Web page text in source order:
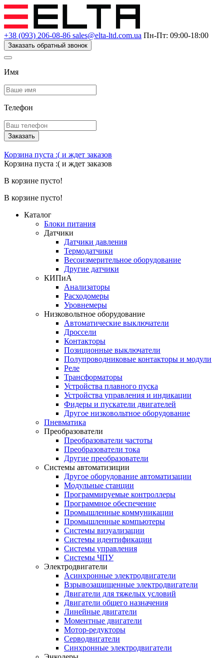
+38 (093) 206-08-86 sales@elta-ltd.com.ua Пн-Пт: 09:00-18:00
Заказать обратный звонок
Имя
Телефон
Заказать
Корзина пуста :( и ждет заказов
Корзина пуста :( и ждет заказов
В корзине пусто!
В корзине пусто!
Каталог
Блоки питания
Датчики
Датчики давления
Термодатчики
Весоизмерительное оборудование
Другие датчики
КИПиА
Анализаторы
Расходомеры
Уровнемеры
Низковольтное оборудование
Автоматические выключатели
Дроссели
Контакторы
Позиционные выключатели
Полупроводниковые контакторы и модули
Реле
Трансформаторы
Устройства плавного пуска
Устройства управления и индикации
Фидеры и пускатели двигателей
Другое низковольтное оборудование
Пневматика
Преобразователи
Преобразователи частоты
Преобразователи тока
Другие преобразователи
Системы автоматизиции
Другое оборудование автоматизации
Модульные станции
Программируемые контроллеры
Программное обеспечение
Промышленные коммуникации
Промышленные компьютеры
Системы визуализации
Системы идентификации
Системы управления
Системы ЧПУ
Электродвигатели
Асинхронные электродвигатели
Взрывозащищенные электродвигатели
Двигатели для тяжелых условий
Двигатели общего назначения
Линейные двигатели
Моментные двигатели
Мотор-редукторы
Серводвигатели
Синхронные электродвигатели